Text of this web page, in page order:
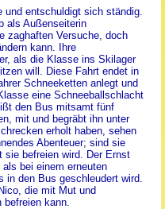
entschuldigt sich ständig.
als Außenseiterin
zaghaften Versuche, doch
kann. Ihre
als die Klasse ins Skilager
will. Diese Fahrt endet in
Schneeketten anlegt und
eine Schneeballschlacht
den Bus mitsamt fünf
mit und begräbt ihn unter
erholt haben, sehen
Abenteuer; sind sie
sie befreien wird. Der Ernst
bei einem erneuten
in den Bus geschleudert wird.
die mit Mut und
kann.